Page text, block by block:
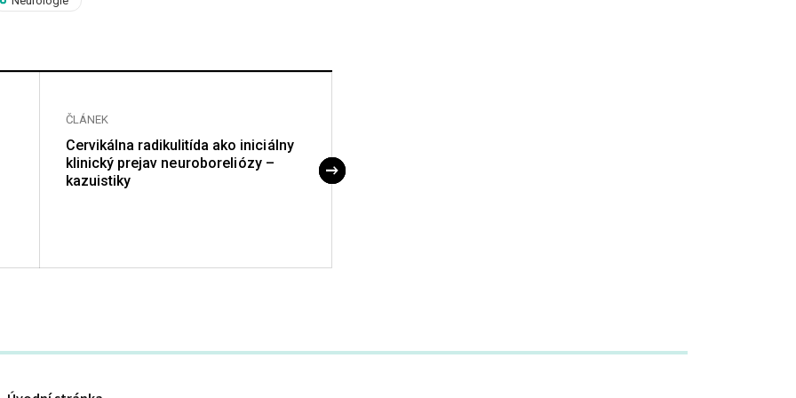
ČLÁNEK
Cervikálna radikulitída ako inici álny
klinický prejav ne uroboreli ózy –
kazuistiky